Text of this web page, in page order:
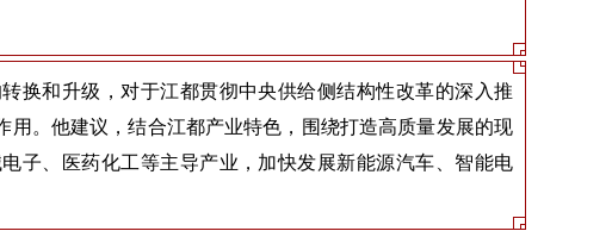
换和升级，对于江都贯彻中央供给侧结构性改革的深入推
。他建议，结合江都产业特色，围绕打造高质量发展的现
子、医药化工等主导产业，加快发展新能源汽车、智能电